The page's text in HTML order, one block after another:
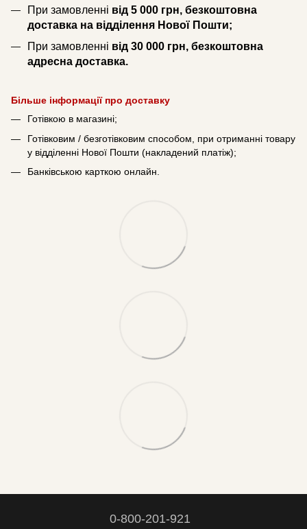
При замовленні від 5 000 грн, безкоштовна
доставка на відділення Нової Пошти;
При замовленні від 30 000 грн, безкоштовна
адресна доставка.
Більше інформації про доставку
Готівкою в магазині;
Готівковим / безготівковим способом, при отриманні товару
у відділенні Нової Пошти (накладений платіж);
Банківською карткою онлайн.
0-800-201-921